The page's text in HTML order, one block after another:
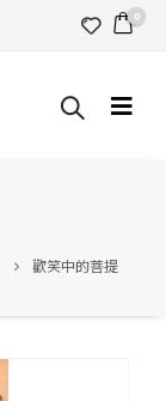
0
歡笑中的菩提